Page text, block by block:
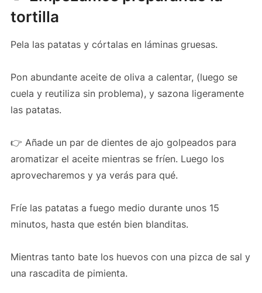
tortilla
Pela las patatas y córtalas en láminas gruesas.
Pon abundante aceite de oliva a calentar, (luego se
cuela y reutiliza sin problema), y sazona ligeramente
las patatas.
👉 Añade un par de dientes de ajo golpeados para
aromatizar el aceite mientras se fríen. Luego los
aprovecharemos y ya verás para qué.
Fríe las patatas a fuego medio durante unos 15
minutos, hasta que estén bien blanditas.
Mientras tanto bate los huevos con una pizca de sal y
una rascadita de pimienta.